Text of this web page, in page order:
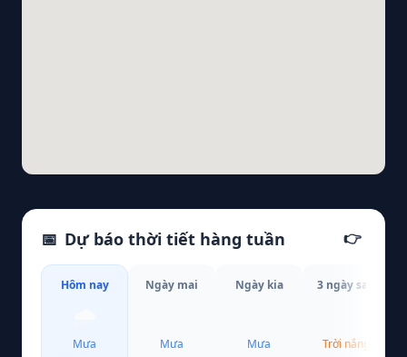
📅 Dự báo thời tiết hàng tuần 👉
Hôm nay
Mưa
Ngày mai
Mưa
Ngày kia
Mưa
3 ngày sau
Trời nắng